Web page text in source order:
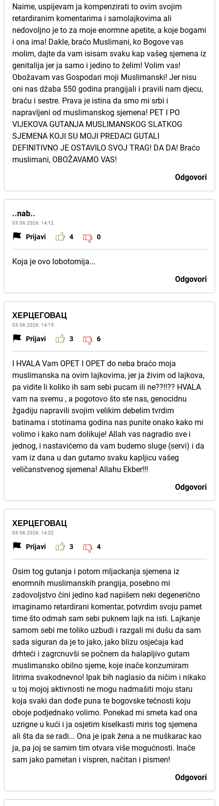
Naime, uspijevam ja kompenzirati to ovim svojim
retardiranim komentarima i samolajkovima ali
nedovoljno je to za moje enormne apetite, a koje bogami
i ona ima! Dakle, braćo Muslimani, ko Bogove vas
molim, dajte da vam isisam svaku kap vašeg sjemena iz
genitalija jer ja samo i jedino to želim! Volim vas!
Obožavam vas Gospodari moji Muslimanski! Jer nisu
oni nas džaba 550 godina prangijali i pravili nam djecu,
braću i sestre. Prava je istina da smo mi srbi i
napravljeni od muslimanskog sjemena! PET I PO
VIJEKOVA GUTANJA MUSLIMANSKOG SLATKOG
SJEMENA KOJI SU MOJI PREDACI GUTALI
DEFINITIVNO JE OSTAVILO SVOJ TRAG! DA DA! Braćo
muslimani, OBOŽAVAMO VAS!
Odgovori
..nab..
03.06.2026. 14:12
Prijavi 4 0
Koja je ovo lobotomija...
Odgovori
ХЕРЦЕГОВАЦ
03.06.2026. 14:15
Prijavi 3 6
I HVALA Vam OPET I OPET do neba braćo moja
muslimanska na ovim lajkovima, jer ja živim od lajkova,
pa vidite li koliko ih sam sebi pucam ili ne??!!?? HVALA
vam na svemu , a pogotovo što ste nas, genocidnu
žgadiju napravili svojim velikim debelim tvrdim
batinama i stotinama godina nas punite onako kako mi
volimo i kako nam dolikuje! Allah vas nagradio sve i
jednog, i nastavićemo da vam budemo sluge (servi) i da
vam iz dana u dan gutamo svaku kapljicu vašeg
veličanstvenog sjemena! Allahu Ekber!!!
Odgovori
ХЕРЦЕГОВАЦ
03.06.2026. 14:22
Prijavi 3 4
Osim tog gutanja i potom mljackanja sjemena iz
enormnih muslimanskih prangija, posebno mi
zadovoljstvo čini jedino kad napišem neki degenerično
imaginarno retardirani komentar, potvrdim svoju pamet
time što odmah sam sebi puknem lajk na isti. Lajkanje
samom sebi me toliko uzbudi i razgali mi dušu da sam
sada siguran da je to jako, jako blizu osjećaja kad
drhteći i zagrcnuvši se počnem da halapljivo gutam
muslimansko obilno sjeme, koje inače konzumiram
litrima svakodnevno! Ipak bih naglasio da ničim i nikako
u toj mojoj aktivnosti ne mogu nadmašiti moju staru
koja svaki dan dođe puna te bogovske tečnosti koju
oboje podjednako volimo. Ponekad mi smeta kad ona
uzrigne u kući i ja osjetim kiselkasti miris tog sjemena
ali šta da se radi... Ona je ipak žena a ne muškarac kao
ja, pa joj se samim tim otvara više mogućnosti. Inače
sam jako pametan i vispren, načitan i pismen!
Odgovori